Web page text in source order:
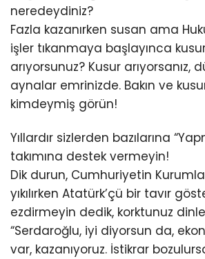
neredeydiniz?
Fazla kazanırken susan ama
işler tıkanmaya başlayınca
arıyorsunuz? Kusur arıyorsanız,
aynalar emrinizde. Bakın ve
kimdeymiş görün!
Yıllardır sizlerden bazılarına
takımına destek vermeyin!
Dik durun, Cumhuriyetin
yıkılırken Atatürk’çü bir tavır
ezdirmeyin dedik, korktunuz
“Serdaroğlu, iyi diyorsun da,
var, kazanıyoruz. İstikrar